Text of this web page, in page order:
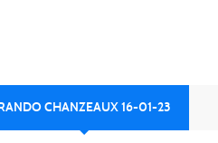
CHANZEAUX 16-01-23